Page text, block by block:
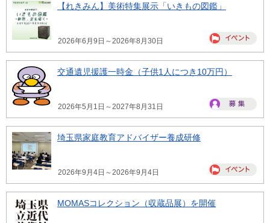
【れきみん】美術特集展示「いきもの図鑑」
2026年6月9日～2026年8月30日
交通遺児援護一時金（子供1人につき10万円）
2026年5月1日～2027年8月31日
埼玉県家庭教育アドバイザー養成研修
2026年9月4日～2026年9月4日
MOMASコレクション（収蔵品展）を開催